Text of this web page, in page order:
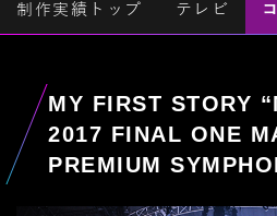
制作実績トップ テレビ
MY FIRST STORY
2017 FINAL ONE
PREMIUM